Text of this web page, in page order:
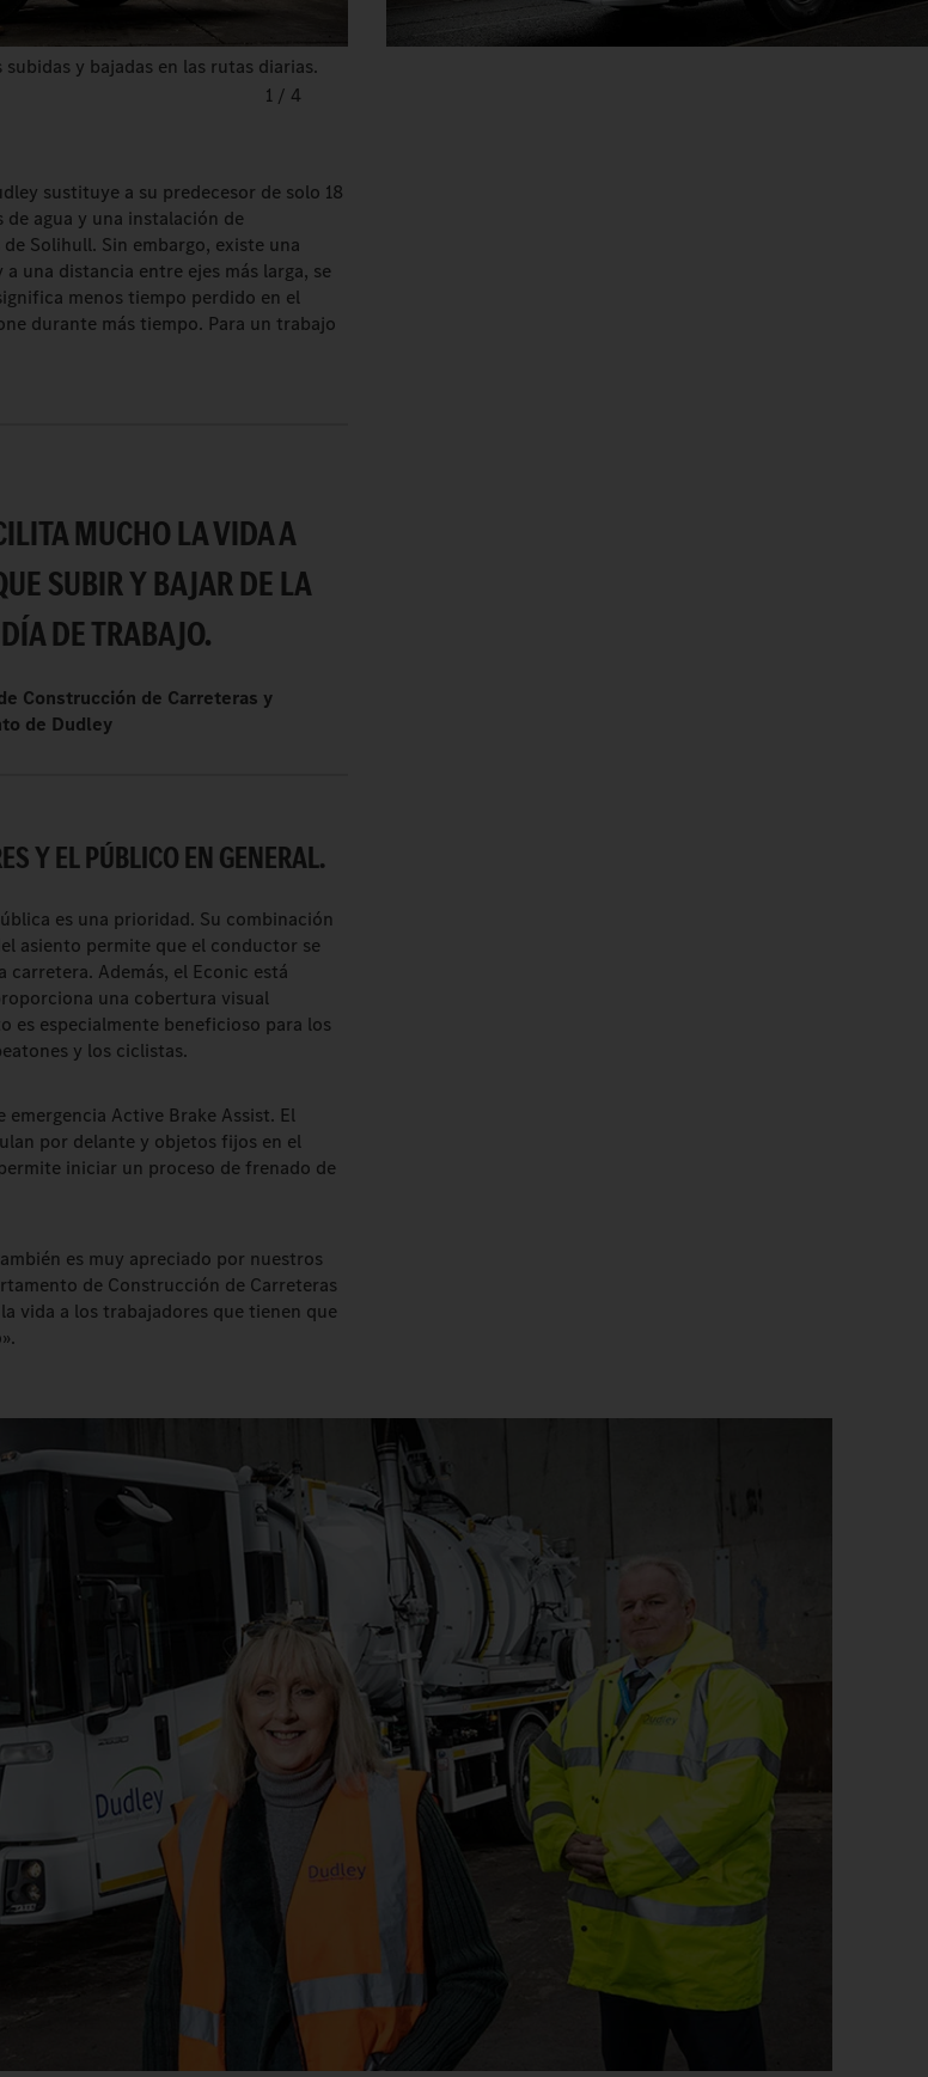
y bajadas en las rutas diarias.
1 / 4
sustituye a su predecesor de solo 18
agua y una instalación de
Solihull. Sin embargo, existe una
una distancia entre ejes más larga, se
menos tiempo perdido en el
durante más tiempo. Para un trabajo
MUCHO LA VIDA A
SUBIR Y BAJAR DE LA
DE TRABAJO.
Construcción de Carreteras y
de Dudley
Y EL PÚBLICO EN GENERAL.
es una prioridad. Su combinación
asiento permite que el conductor se
Además, el Econic está
una cobertura visual
es especialmente beneficioso para los
y los ciclistas.
Active Brake Assist. El
por delante y objetos fijos en el
iniciar un proceso de frenado de
es muy apreciado por nuestros
de Construcción de Carreteras
vida a los trabajadores que tienen que